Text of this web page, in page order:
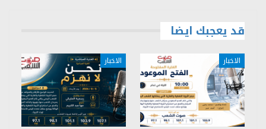
قد يعجبك ايضا
الاخبار الاخبار